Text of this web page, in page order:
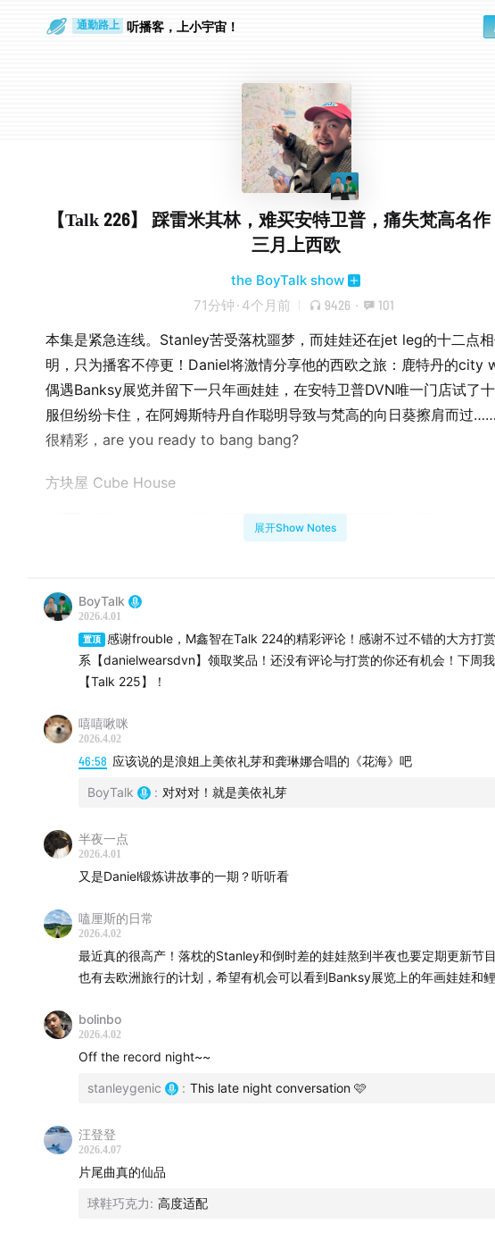
通勤路上 听播客，上小宇宙！
【Talk 226】 踩雷米其林，难买安特卫普，痛失梵高名
三月上西欧
the BoyTalk show
71分钟 · 4个月前 9426 · 101
本集是紧急连线。Stanley苦受落枕噩梦，而娃娃还在jet leg的十二点
明，只为播客不停更！Daniel将激情分享他的西欧之旅：鹿特丹的city
偶遇Banksy展览并留下一只年画娃娃，在安特卫普DVN唯一门店试了
服但纷纷卡住，在阿姆斯特丹自作聪明导致与梵高的向日葵擦肩而过
很精彩，are you ready to bang bang?
方块屋 Cube House
展开Show Notes
BoyTalk
2026.4.01
置顶
感谢frouble，M鑫智在Talk 224的精彩评论！感谢不过不错的大方打
系【danielwearsdvn】领取奖品！还没有评论与打赏的你还有机会！下周
【Talk 225】！
嘻嘻啾咪
2026.4.02
46:58 应该说的是浪姐上美依礼芽和龚琳娜合唱的《花海》吧
BoyTalk : 对对对！就是美依礼芽
半夜一点
2026.4.01
又是Daniel锻炼讲故事的一期？听听看
嗑厘斯的日常
2026.4.02
最近真的很高产！落枕的Stanley和倒时差的娃娃熬到半夜也要定期更新节
也有去欧洲旅行的计划，希望有机会可以看到Banksy展览上的年画娃娃和
bolinbo
2026.4.02
Off the record night~~
stanleygenic : This late night conversation 🩷
汪登登
2026.4.07
片尾曲真的仙品
球鞋巧克力: 高度适配